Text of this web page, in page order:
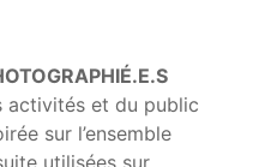
activités et du public
sur l’ensemble
utilisées sur